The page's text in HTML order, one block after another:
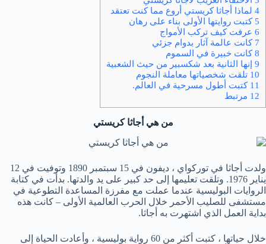
4 لماذا أجاثا كريستي أروع مما كنت تعتقد
5 كتبت روايتها الأولى بناء على رهان
6 عرفت كيف تركب الأمواج
7 كانت عالمة آثار بدوام جزئي
8 كانت خبيرة في السموم
9 إنها الثانية بعد شكسبير من حيث الشعبية
10 تلقت شخصياتها معاملة النجوم
11 كتبت أطول مسرحية في العالم.
12 مرتبط
من هي أجاثا كريستي
ولدت أجاثا في توركواي ، ديفون في 15 سبتمبر 1890 وتوفيت في 12
يناير 1976. وتلقت تعليمها إلى حد كبير على يد والدتها. بدأت في كتابة
الروايات البوليسية عندما عملت مع مفرزة المساعدة التطوعية في
مستشفى للصليب الأحمر خلال الحرب العالمية الأولى – كانت هذه
بداية العمل الذي اشتهرت به أجاثا.
خلال حياتها ، كتبت أكثر من 60 رواية بوليسية ، وأعادت الحياة إلى